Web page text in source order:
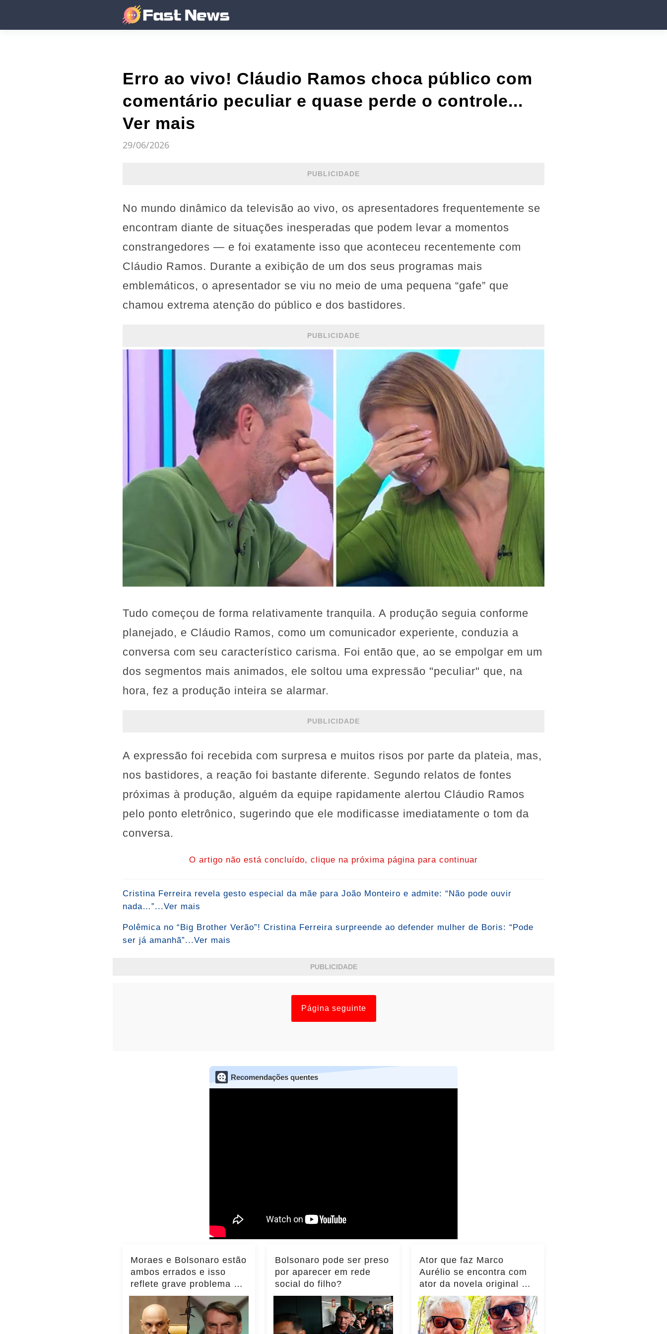
Erro ao vivo! Cláudio Ramos choca público com
comentário peculiar e quase perde o controle...
Ver mais
29/06/2026
PUBLICIDADE
No mundo dinâmico da televisão ao vivo, os apresentadores frequentemente se
encontram diante de situações inesperadas que podem levar a momentos
constrangedores — e foi exatamente isso que aconteceu recentemente com
Cláudio Ramos. Durante a exibição de um dos seus programas mais
emblemáticos, o apresentador se viu no meio de uma pequena “gafe” que
chamou extrema atenção do público e dos bastidores.
PUBLICIDADE
Tudo começou de forma relativamente tranquila. A produção seguia conforme
planejado, e Cláudio Ramos, como um comunicador experiente, conduzia a
conversa com seu característico carisma. Foi então que, ao se empolgar em um
dos segmentos mais animados, ele soltou uma expressão "peculiar" que, na
hora, fez a produção inteira se alarmar.
PUBLICIDADE
A expressão foi recebida com surpresa e muitos risos por parte da plateia, mas,
nos bastidores, a reação foi bastante diferente. Segundo relatos de fontes
próximas à produção, alguém da equipe rapidamente alertou Cláudio Ramos
pelo ponto eletrônico, sugerindo que ele modificasse imediatamente o tom da
conversa.
O artigo não está concluído, clique na próxima página para continuar
Cristina Ferreira revela gesto especial da mãe para João Monteiro e admite: “Não pode ouvir
nada…”...Ver mais
Polêmica no “Big Brother Verão”! Cristina Ferreira surpreende ao defender mulher de Boris: “Pode
ser já amanhã”...Ver mais
PUBLICIDADE
Página seguinte
Recomendações quentes
Moraes e Bolsonaro estão
ambos errados e isso
reflete grave problema do
Brasil, diz Transparência
Internacional
Bolsonaro pode ser preso
por aparecer em rede
social do filho?
Ator que faz Marco
Aurélio se encontra com
ator da novela original e
momento viraliza,
notícias!... ver mais